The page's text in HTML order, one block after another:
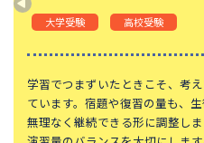
頌栄女子学院中学校
東山中学校
函館ラ・サール中学校
神奈川大学附属中学校
大学受験 高校受験
学習でつまずいたときこそ、考
ています。宿題や復習の量も、
無理なく継続できる形に調整し